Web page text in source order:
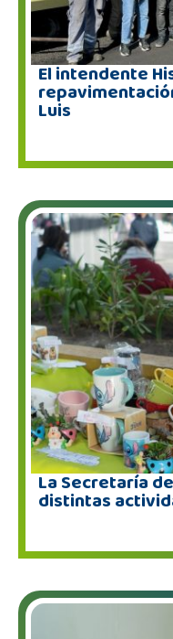
El intendente
Luis
La Secretaría
distintas